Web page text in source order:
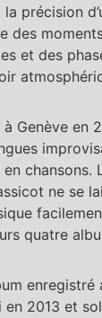
précision
des
et des
à Genève en
chansons.
ne se
quatre
enregistré
en 2013 et